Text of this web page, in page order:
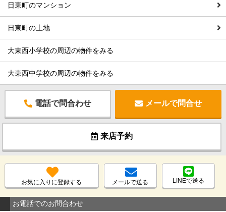
日東町のマンション
日東町の土地
大東西小学校の周辺の物件をみる
大東西中学校の周辺の物件をみる
電話で問合わせ メールで問合せ
来店予約
お気に入りに登録する メールで送る LINEで送る
お電話でのお問合わせ